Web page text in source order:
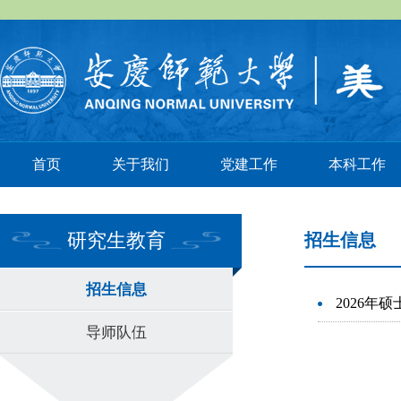
首页 关于我们 党建工作 本科工作
研究生教育
招生信息
导师队伍
招生信息
2026年